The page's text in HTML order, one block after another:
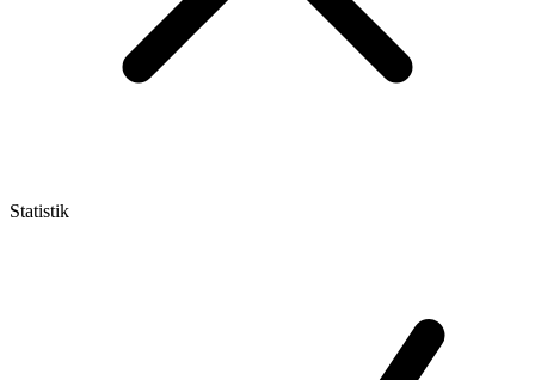
Statistik